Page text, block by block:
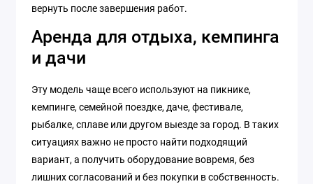
вернуть после завершения работ.
Аренда для отдыха, кемпинга
и дачи
Эту модель чаще всего используют на пикнике,
кемпинге, семейной поездке, даче, фестивале,
рыбалке, сплаве или другом выезде за город. В таких
ситуациях важно не просто найти подходящий
вариант, а получить оборудование вовремя, без
лишних согласований и без покупки в собственность.